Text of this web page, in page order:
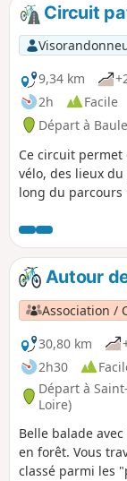
Circuit
9,34 km
2h
Facile
Départ à
Ce circuit permet
vélo, des lieux
long du parcours
le flyer
commune de
Autour
Association /
30,80 km
2h30
Départ à
Loire)
Belle balade
en forêt. Vous
classé parmi les